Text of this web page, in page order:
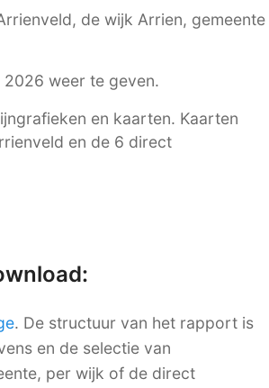
de wijk Arrien, gemeente
weer te geven.
en kaarten. Kaarten
en de 6 direct
. De structuur van het rapport is
en de selectie van
per wijk of de direct